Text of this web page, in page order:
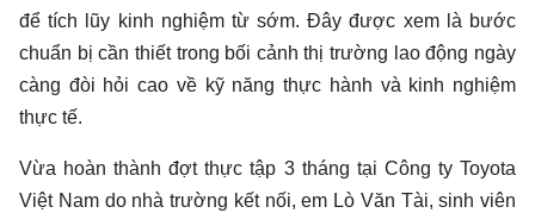
để tích lũy kinh nghiệm từ sớm. Đây được xem là bước
chuẩn bị cần thiết trong bối cảnh thị trường lao động ngày
càng đòi hỏi cao về kỹ năng thực hành và kinh nghiệm
thực tế.
Vừa hoàn thành đợt thực tập 3 tháng tại Công ty Toyota
Việt Nam do nhà trường kết nối, em Lò Văn Tài, sinh viên